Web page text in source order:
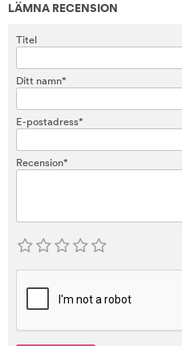
LÄMNA RECENSION
Titel
Ditt namn*
E-postadress*
Recension*